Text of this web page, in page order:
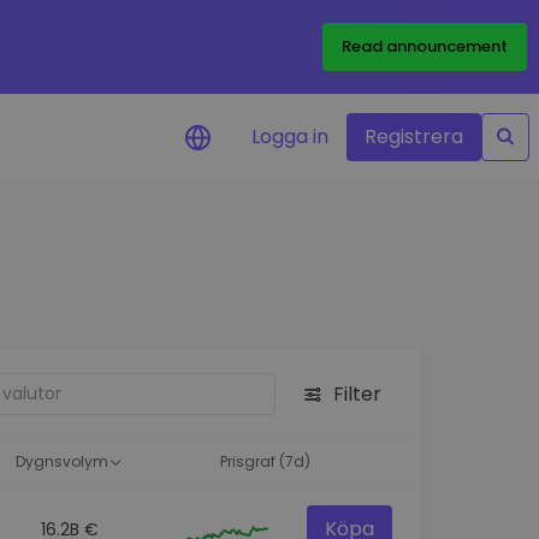
Read announcement
Logga in Registrera
Filter
Dygnsvolym Prisgraf (7d)
16.2B € Köpa